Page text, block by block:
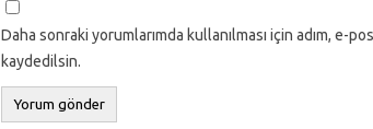
Daha sonraki yorumlarımda kullanılması için adım, e-
kaydedilsin.